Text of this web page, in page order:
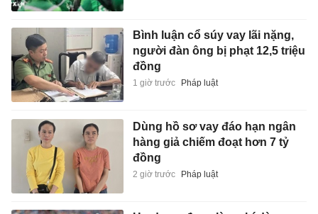
Bình luận cổ súy vay lãi nặng,
người đàn ông bị phạt 12,5 triệu
đồng
1 giờ trước Pháp luật
Dùng hồ sơ vay đáo hạn ngân
hàng giả chiếm đoạt hơn 7 tỷ
đồng
2 giờ trước Pháp luật